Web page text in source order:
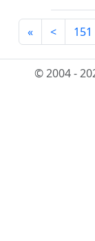
« < 151
© 2004 -